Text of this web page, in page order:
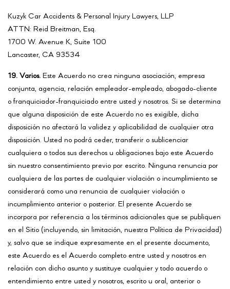
Kuzyk Car Accidents & Personal Injury Lawyers, LLP
ATTN: Reid Breitman, Esq.
1700 W. Avenue K, Suite 100
Lancaster, CA 93534
19. Varios. Este Acuerdo no crea ninguna asociación, empresa
conjunta, agencia, relación empleador-empleado, abogado-cliente
o franquiciador-franquiciado entre usted y nosotros. Si se determina
que alguna disposición de este Acuerdo no es exigible, dicha
disposición no afectará la validez y aplicabilidad de cualquier otra
disposición. Usted no podrá ceder, transferir o sublicenciar
cualquiera o todos sus derechos u obligaciones bajo este Acuerdo
sin nuestro consentimiento previo por escrito. Ninguna renuncia por
cualquiera de las partes de cualquier violación o incumplimiento se
considerará como una renuncia de cualquier violación o
incumplimiento anterior o posterior. El presente Acuerdo se
incorpora por referencia a los términos adicionales que se publiquen
en el Sitio (incluyendo, sin limitación, nuestra Política de Privacidad)
y, salvo que se indique expresamente en el presente documento,
este Acuerdo es el Acuerdo completo entre usted y nosotros en
relación con dicho asunto y sustituye cualquier y todo acuerdo o
entendimiento entre usted y nosotros, escrito u oral, anterior o